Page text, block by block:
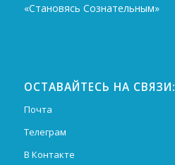
«Становясь Сознательным»
ОСТАВАЙТЕСЬ НА СВЯЗИ:
Почта
Телеграм
В Контакте